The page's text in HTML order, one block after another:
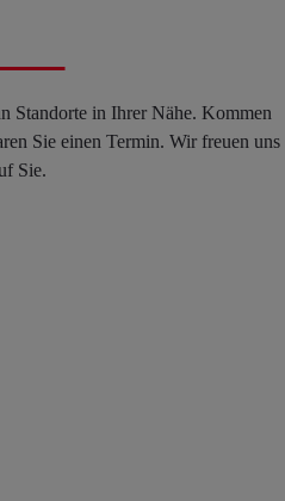
Standorte in Ihrer Nähe. Kommen
Sie einen Termin. Wir freuen uns
Sie.